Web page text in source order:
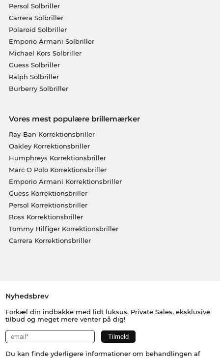
Persol Solbriller
Carrera Solbriller
Polaroid Solbriller
Emporio Armani Solbriller
Michael Kors Solbriller
Guess Solbriller
Ralph Solbriller
Burberry Solbriller
Vores mest populære brillemærker
Ray-Ban Korrektionsbriller
Oakley Korrektionsbriller
Humphreys Korrektionsbriller
Marc O Polo Korrektionsbriller
Emporio Armani Korrektionsbriller
Guess Korrektionsbriller
Persol Korrektionsbriller
Boss Korrektionsbriller
Tommy Hilfiger Korrektionsbriller
Carrera Korrektionsbriller
Nyhedsbrev
Forkæl din indbakke med lidt luksus. Private Sales, eksklusive
tilbud og meget mere venter på dig!
Du kan finde yderligere informationer om behandlingen af